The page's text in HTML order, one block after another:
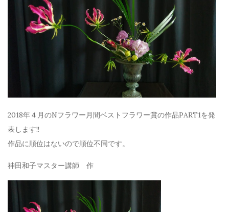
2018年４月のNフラワー月間ベストフラワー賞の作品PART1を発
表します!!
作品に順位はないので順位不同です。
神田和子マスター講師 作